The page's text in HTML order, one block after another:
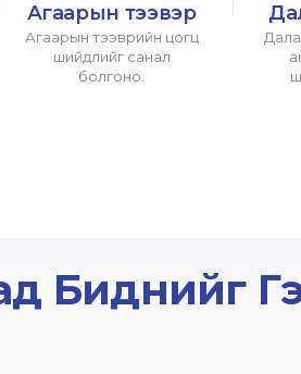
Агаарын тээвэр
Агаарын тээврийн цогц
шийдлийг санал
болгоно.
Биднийг